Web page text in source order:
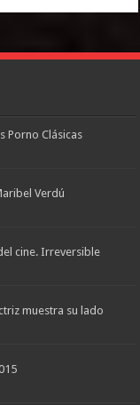
Porno Clásicas
Verdú
cine. Irreversible
muestra su lado